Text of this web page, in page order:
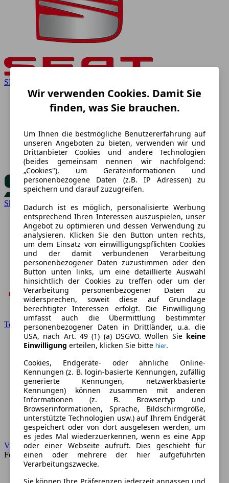
SEAT
Skoda
Toyota
VW
Forum
Wir verwenden Cookies. Damit Sie
finden, was Sie brauchen.
Um Ihnen die bestmögliche Benutzererfahrung auf
unseren Angeboten zu bieten, verwenden wir und
Drittanbieter Cookies und andere Technologien
(beides gemeinsam nennen wir nachfolgend:
„Cookies"), um Geräteinformationen und
personenbezogene Daten (z.B. IP Adressen) zu
speichern und darauf zuzugreifen.
Dadurch ist es möglich, personalisierte Werbung
entsprechend Ihren Interessen auszuspielen, unser
Angebot zu optimieren und dessen Verwendung zu
analysieren. Klicken Sie den Button unten rechts,
um dem Einsatz von einwilligungspflichten Cookies
und der damit verbundenen Verarbeitung
personenbezogener Daten zuzustimmen oder den
Button unten links, um eine detaillierte Auswahl
hinsichtlich der Cookies zu treffen oder um der
Verarbeitung personenbezogener Daten zu
widersprechen, soweit diese auf Grundlage
berechtigter Interessen erfolgt. Die Einwilligung
umfasst auch die Übermittlung bestimmter
personenbezogener Daten in Drittländer, u.a. die
USA, nach Art. 49 (1) (a) DSGVO. Wollen Sie keine
Einwilligung erteilen, klicken Sie bitte hier.
Cookies, Endgeräte- oder ähnliche Online-
Kennungen (z. B. login-basierte Kennungen, zufällig
generierte Kennungen, netzwerkbasierte
Kennungen) können zusammen mit anderen
Informationen (z. B. Browsertyp und
Browserinformationen, Sprache, Bildschirmgröße,
unterstützte Technologien usw.) auf Ihrem Endgerät
gespeichert oder von dort ausgelesen werden, um
es jedes Mal wiederzuerkennen, wenn es eine App
oder einer Webseite aufruft. Dies geschieht für
einen oder mehrere der hier aufgeführten
Verarbeitungszwecke.